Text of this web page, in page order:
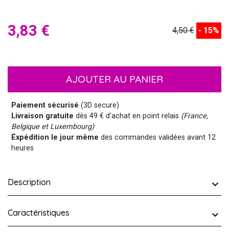
3,83 € 4,50 € - 15%
AJOUTER AU PANIER
Paiement sécurisé (3D secure)
Livraison gratuite dès 49 € d'achat en point relais (France,
Belgique et Luxembourg)
Éxpédition le jour même des commandes validées avant 12
heures
Description
Caractéristiques